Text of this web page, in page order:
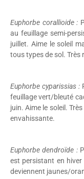
Euphorbe corallioide :
au feuillage semi-
juillet. Aime le soleil
tous types de sol. Très
Euphorbe cyparissias :
feuillage vert/bleuté
juin. Aime le soleil.
envahissante.
Euphorbe dendroïde :
est persistant en
deviennent jaunes/